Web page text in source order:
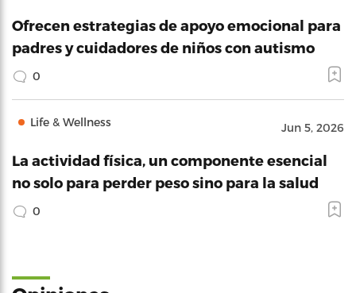
Ofrecen estrategias de apoyo emocional para
padres y cuidadores de niños con autismo
0
Life & Wellness Jun 5, 2026
La actividad física, un componente esencial
no solo para perder peso sino para la salud
0